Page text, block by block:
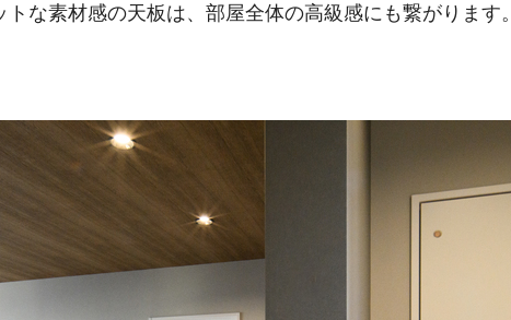
トな素材感の天板は、部屋全体の高級感にも繋がります。